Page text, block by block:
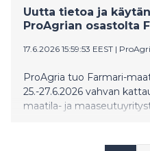
Uutta tietoa ja
ProAgrian osastolta
17.6.2026 15:59:53 EEST |
ProAgria tuo Farmari-
25.-27.6.2026 vahvan
maatila- ja